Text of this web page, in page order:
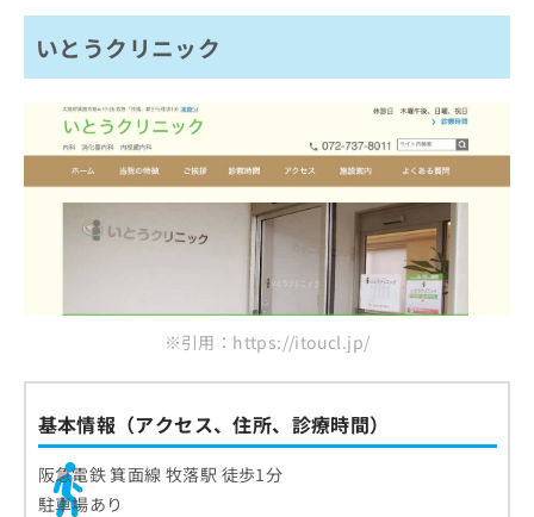
いとうクリニック
※引用：https://itoucl.jp/
基本情報（アクセス、住所、診療時間）
阪急電鉄 箕面線 牧落駅 徒歩1分
駐車場あり